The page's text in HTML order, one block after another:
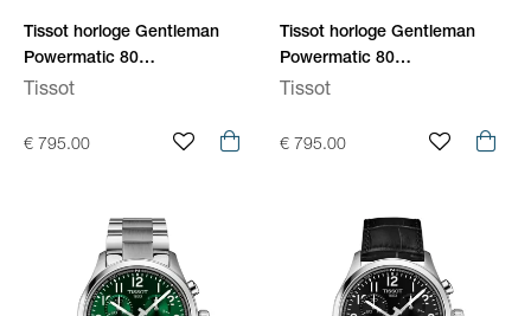
Tissot horloge Gentleman
Powermatic 80
T1658071109100
Tissot
€ 795.00
Tissot horloge Gentleman
Powermatic 80
T1658071105100
Tissot
€ 795.00